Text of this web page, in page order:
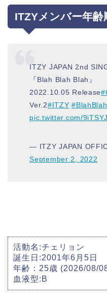
ITZYメンバー年
ITZY JAPAN 2nd
『Blah Blah Blah』
2022.10.05 Release
Ver.2#ITZY
pic.twitter.com/
— ITZY JAPAN
September 2, 2022
活動名:チェリョン
誕生日:2001年6月5日
年齢：25歳 (2026/08/
血液型:B